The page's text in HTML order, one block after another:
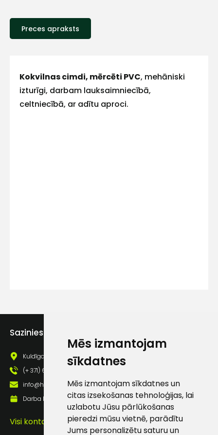
Mēs izmantojam
sīkdatnes
Mēs izmantojam sīkdatnes un
citas izsekošanas tehnoloģijas, lai
uzlabotu Jūsu pārlūkošanas
pieredzi mūsu vietnē, parādītu
Jums personalizētu saturu un
Preces apraksts
Kokvilnas cimdi, mērcēti PVC, mehāniski
izturīgi, darbam lauksaimniecībā,
celtniecībā, ar adītu aproci.
Sazinies ar mums
Kuldīgas iela 69a, Saldus, Saldus nov., LV - 3801
(+ 371) 63 881 186
info@hards.lv
Darba laiks: Darbadienās: 8:00 - 17:00
Visi kontakti
iespējas
Vārds
Piekrītu SIA Hards
Piekrītu saņemt
pastā
Sūtīt ziņojumu